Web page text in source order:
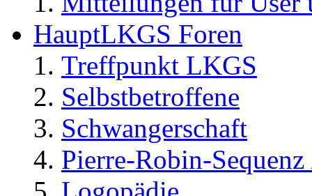
HauptLKGS Foren
Treffpunkt LKGS
Selbstbetroffene
Schwangerschaft
Pierre-Robin-